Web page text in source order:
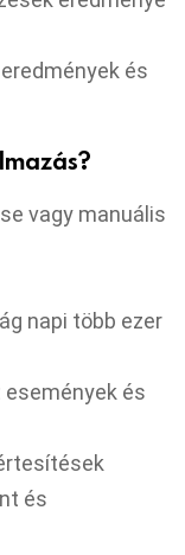
és
vagy manuális
napi több ezer
és
és